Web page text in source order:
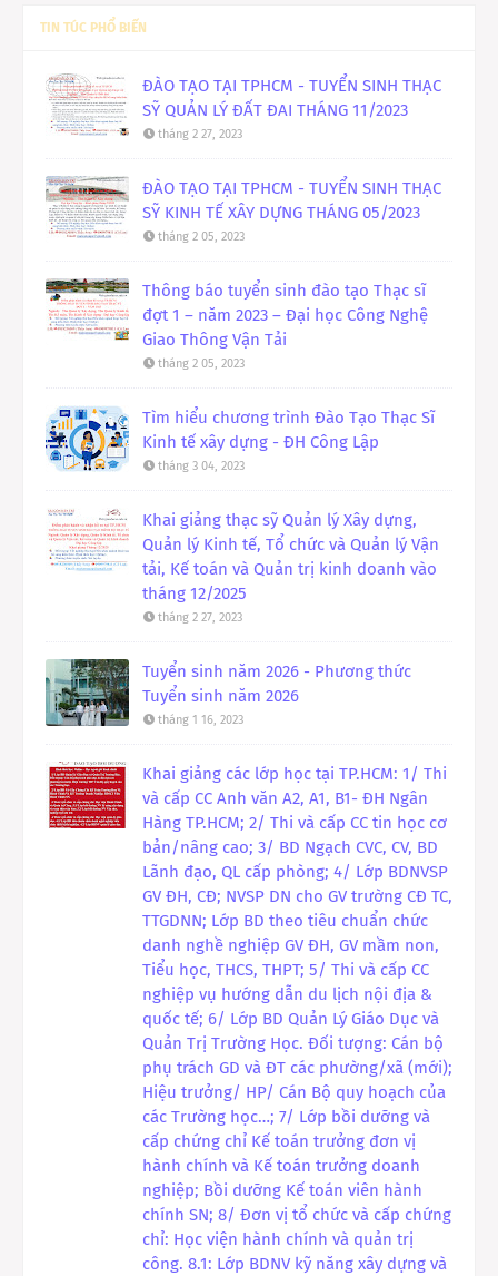
TIN TÚC PHỔ BIẾN
ĐÀO TẠO TẠI TPHCM - TUYỂN SINH THẠC
SỸ QUẢN LÝ ĐẤT ĐAI THÁNG 11/2023
tháng 2 27, 2023
ĐÀO TẠO TẠI TPHCM - TUYỂN SINH THẠC
SỸ KINH TẾ XÂY DỰNG THÁNG 05/2023
tháng 2 05, 2023
Thông báo tuyển sinh đào tạo Thạc sĩ
đợt 1 – năm 2023 – Đại học Công Nghệ
Giao Thông Vận Tải
tháng 2 05, 2023
Tìm hiểu chương trình Đào Tạo Thạc Sĩ
Kinh tế xây dựng - ĐH Công Lập
tháng 3 04, 2023
Khai giảng thạc sỹ Quản lý Xây dựng,
Quản lý Kinh tế, Tổ chức và Quản lý Vận
tải, Kế toán và Quản trị kinh doanh vào
tháng 12/2025
tháng 2 27, 2023
Tuyển sinh năm 2026 - Phương thức
Tuyển sinh năm 2026
tháng 1 16, 2023
Khai giảng các lớp học tại TP.HCM: 1/ Thi
và cấp CC Anh văn A2, A1, B1- ĐH Ngân
Hàng TP.HCM; 2/ Thi và cấp CC tin học cơ
bản/nâng cao; 3/ BD Ngạch CVC, CV, BD
Lãnh đạo, QL cấp phòng; 4/ Lớp BDNVSP
GV ĐH, CĐ; NVSP DN cho GV trường CĐ TC,
TTGDNN; Lớp BD theo tiêu chuẩn chức
danh nghề nghiệp GV ĐH, GV mầm non,
Tiểu học, THCS, THPT; 5/ Thi và cấp CC
nghiệp vụ hướng dẫn du lịch nội địa &
quốc tế; 6/ Lớp BD Quản Lý Giáo Dục và
Quản Trị Trường Học. Đối tượng: Cán bộ
phụ trách GD và ĐT các phường/xã (mới);
Hiệu trưởng/ HP/ Cán Bộ quy hoạch của
các Trường học…; 7/ Lớp bồi dưỡng và
cấp chứng chỉ Kế toán trưởng đơn vị
hành chính và Kế toán trưởng doanh
nghiệp; Bồi dưỡng Kế toán viên hành
chính SN; 8/ Đơn vị tổ chức và cấp chứng
chỉ: Học viện hành chính và quản trị
công. 8.1: Lớp BDNV kỹ năng xây dựng và